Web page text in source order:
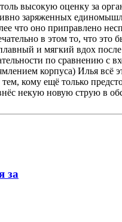
высокую оценку за
заряженных
что оно приправлено
в этом то, что это
и мягкий вдох
по сравнению
корпуса) Илья всё
кому ещё только
некую новую струю
за